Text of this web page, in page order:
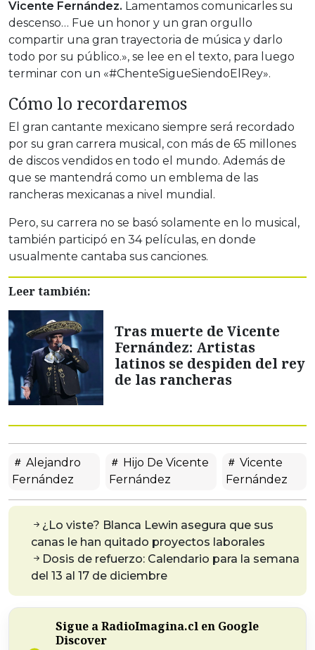
Vicente Fernández. Lamentamos comunicarles su
descenso… Fue un honor y un gran orgullo
compartir una gran trayectoria de música y darlo
todo por su público.», se lee en el texto, para luego
terminar con un «#ChenteSigueSiendoElRey».
Cómo lo recordaremos
El gran cantante mexicano siempre será recordado
por su gran carrera musical, con más de 65 millones
de discos vendidos en todo el mundo. Además de
que se mantendrá como un emblema de las
rancheras mexicanas a nivel mundial.
Pero, su carrera no se basó solamente en lo musical,
también participó en 34 películas, en donde
usualmente cantaba sus canciones.
Leer también:
Tras muerte de Vicente
Fernández: Artistas
latinos se despiden del rey
de las rancheras
Alejandro
Fernández
Hijo De Vicente
Fernández
Vicente
Fernández
¿Lo viste? Blanca Lewin asegura que sus
canas le han quitado proyectos laborales
Dosis de refuerzo: Calendario para la semana
del 13 al 17 de diciembre
Sigue a RadioImagina.cl en Google
Discover